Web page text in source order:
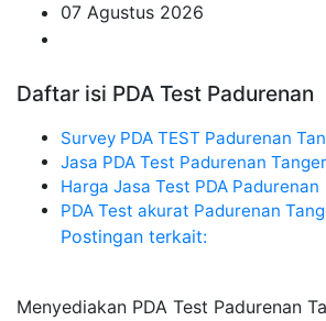
07 Agustus 2026
Daftar isi PDA Test Padurenan
Survey PDA TEST Padurenan
Jasa PDA Test Padurenan
Harga Jasa Test PDA Padurenan
PDA Test akurat Padurenan
Postingan terkait:
Menyediakan PDA Test Padurenan